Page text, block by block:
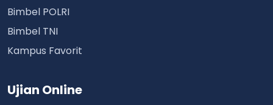
Bimbel POLRI
Bimbel TNI
Kampus Favorit
Ujian Online